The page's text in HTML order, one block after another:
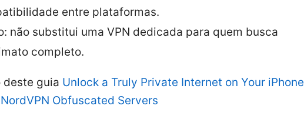
entre plataformas.
não substitui uma VPN dedicada para quem busca
completo.
deste guia Unlock a Truly Private Internet on Your iPhone
Obfuscated Servers